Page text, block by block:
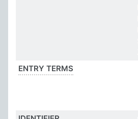
ENTRY TERMS